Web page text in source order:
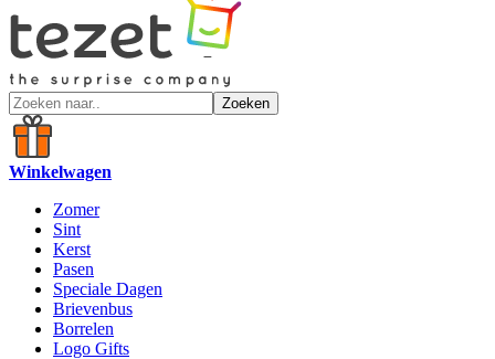
Zoeken
Winkelwagen
Zomer
Sint
Kerst
Pasen
Speciale Dagen
Brievenbus
Borrelen
Logo Gifts